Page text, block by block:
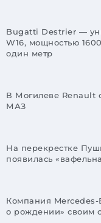
Bugatti Destrier —
W16, мощностью
один метр
В Могилеве Renault
МАЗ
На перекрестке
появилась
Компания Mercedes-
о рождении» своим